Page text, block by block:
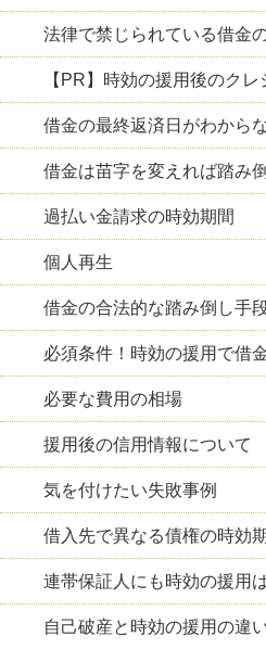
法律で禁じられている借金
【PR】時効の援用後のク
借金の最終返済日がわから
借金は苗字を変えれば踏み
過払い金請求の時効期間
個人再生
借金の合法的な踏み倒し手
必須条件！時効の援用で借
必要な費用の相場
援用後の信用情報について
気を付けたい失敗事例
借入先で異なる債権の時効
連帯保証人にも時効の援用
自己破産と時効の援用の違